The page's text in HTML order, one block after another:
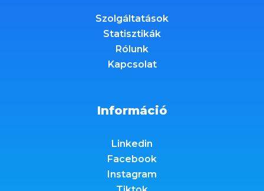
Szolgáltatások
Statisztikák
Rólunk
Kapcsolat
Információ
Linkedin
Facebook
Instagram